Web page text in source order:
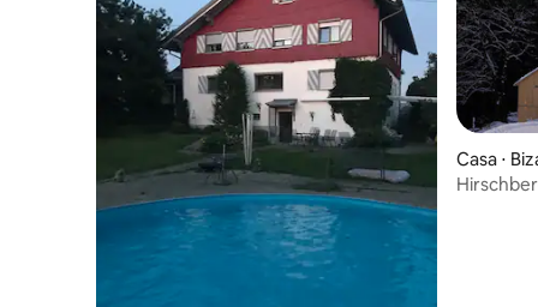
Casa ⋅